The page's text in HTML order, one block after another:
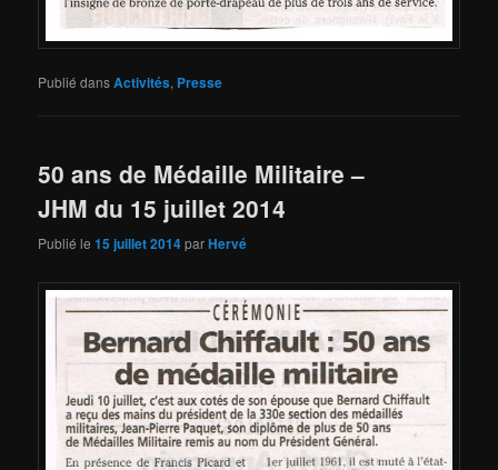
Publié dansActivités, Presse
50 ans de Médaille Militaire –
JHM du 15 juillet 2014
Publié le15 juillet 2014parHervé